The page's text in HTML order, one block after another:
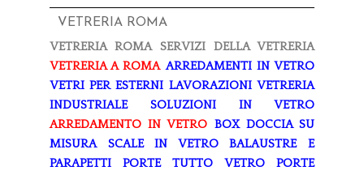
VETRERIA ROMA
VETRERIA ROMA SERVIZI DELLA VETRERIA
VETRERIA A ROMA ARREDAMENTI IN VETRO
VETRI PER ESTERNI LAVORAZIONI VETRERIA
INDUSTRIALE
SOLUZIONI IN VETRO
ARREDAMENTO IN VETRO BOX DOCCIA SU
MISURA
SCALE IN VETRO
BALAUSTRE E
PARAPETTI
PORTE TUTTO VETRO
PORTE